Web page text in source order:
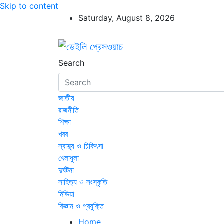
Skip to content
Saturday, August 8, 2026
ডেইলি প্রেসওয়াচ
ডেইলি প্রেসওয়াচ মুক্তিযুদ্ধের চেতনায় উদ্বুদ্ধ
Search
জাতীয়
রাজনীতি
শিক্ষা
খবর
স্বাস্থ্য ও চিকিৎসা
খেলাধুলা
দুর্ঘটনা
সাহিত্য ও সংস্কৃতি
মিডিয়া
বিজ্ঞান ও প্রযুক্তি
Home